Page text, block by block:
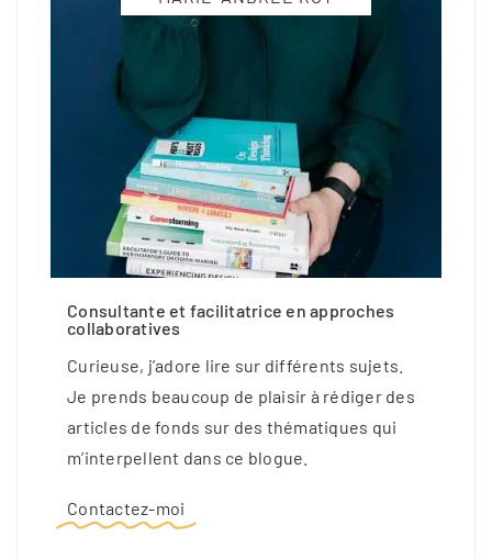
Consultante et facilitatrice en approches
collaboratives
Curieuse, j’adore lire sur différents sujets.
Je prends beaucoup de plaisir à rédiger des
articles de fonds sur des thématiques qui
m’interpellent dans ce blogue.
Contactez-moi